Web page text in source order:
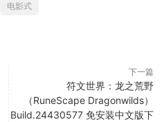
电影式
下一篇
符文世界：龙之荒野
（RuneScape Dragonwilds）
Build.24430577 免安装中文版下